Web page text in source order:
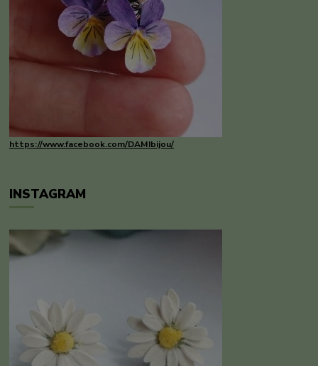
https://www.facebook.com/DAMIbijou/
INSTAGRAM